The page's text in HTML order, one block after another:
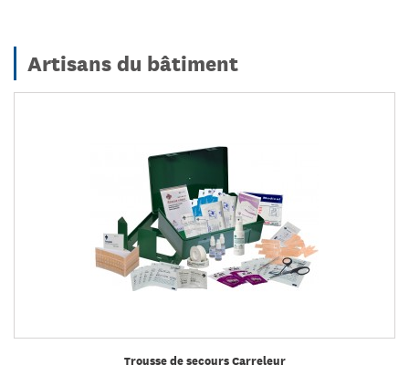
Artisans du bâtiment
Trousse de secours Carreleur